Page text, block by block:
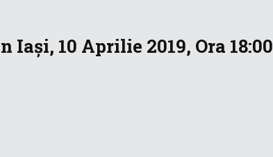
Iași, 10 Aprilie 2019, Ora 18:00